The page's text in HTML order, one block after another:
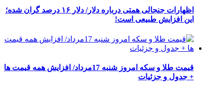
اظهارات جنجالی همتی درباره دلار/ دلار ۱۶ درصد گران شده؛
این افزایش طبیعی است!
قیمت طلا و سکه امروز شنبه 17مرداد/ افزایش همه قیمت ها
+ جدول و جزئیات